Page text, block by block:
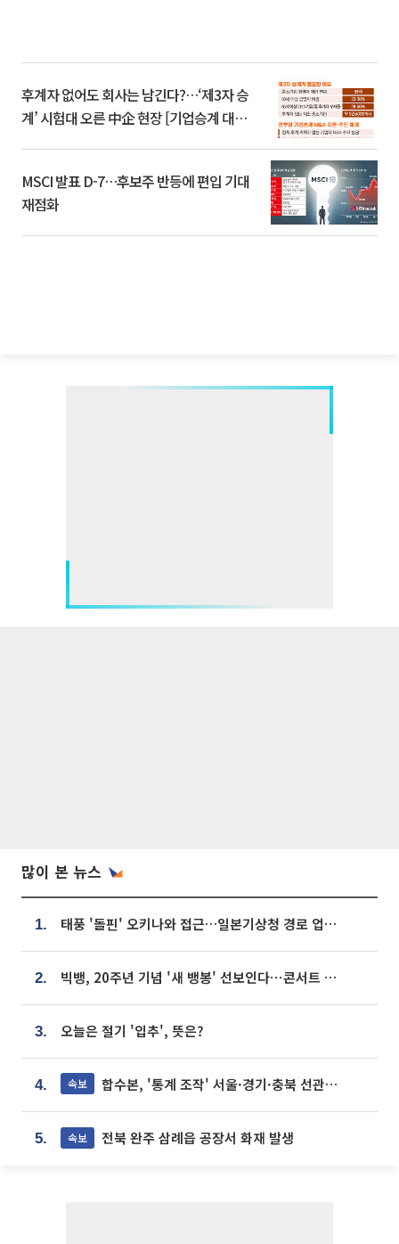
후계자 없어도 회사는 남긴다?…‘제3자 승
계’ 시험대 오른 中企 현장 [기업승계 대전
MSCI 발표 D-7…후보주 반등에 편입 기대
재점화
많이 본 뉴스
1. 태풍 '돌핀' 오키나와 접근…일본기상청 경로 업데이트
2. 빅뱅, 20주년 기념 '새 뱅봉' 선보인다⋯콘서트 앞두고 팝업 개최
3. 오늘은 절기 '입추', 뜻은?
4. 속보 합수본, '통계 조작' 서울·경기·충북 선관위 등 추가 압수수색
5. 속보 전북 완주 삼례읍 공장서 화재 발생